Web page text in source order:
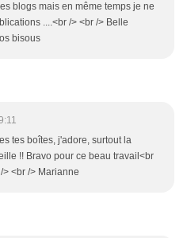
blogs mais en même temps je ne
....<br /> <br /> Belle
bisous
tes boîtes, j'adore, surtout la
!! Bravo pour ce beau travail<br
> <br /> Marianne